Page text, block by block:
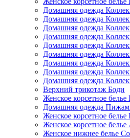
Домашняя одежда
Домашняя одежда
Домашняя одежда
Домашняя одежда
Домашняя одежда
Домашняя одежда
Домашняя одежда
Домашняя одежда
Домашняя одежда
Верхний трикотаж Боди
Женское корсетное
Домашняя одежда
Женское корсетное
Женское корсетное
Женское нижнее белье